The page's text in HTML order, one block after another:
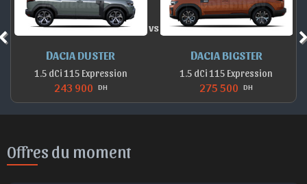
DACIA DUSTER
1.5 dCi 115 Expression
243 900 DH
vs
DACIA BIGSTER
1.5 dCi 115 Expression
275 500 DH
Offres du moment